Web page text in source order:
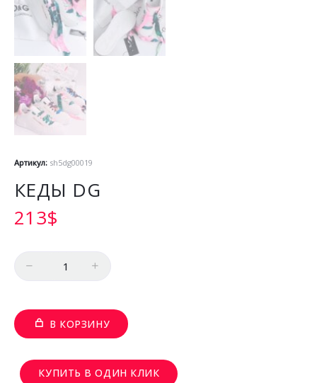
Артикул: sh5dg00019
КЕДЫ DG
213$
В КОРЗИНУ
КУПИТЬ В ОДИН КЛИК